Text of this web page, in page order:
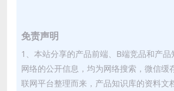
免责声明
1、本站分享的产品前端、B端竞品和产
网络的公开信息，均为网络搜索，微信缓
联网平台整理而来，产品知识库的资料文